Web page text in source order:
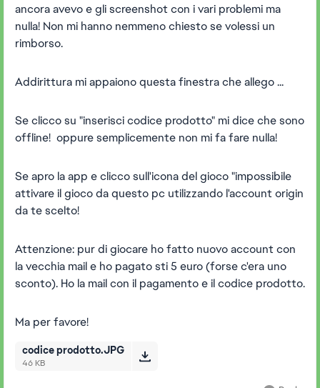
ancora avevo e gli screenshot con i vari problemi ma
nulla! Non mi hanno nemmeno chiesto se volessi un
rimborso.
Addirittura mi appaiono questa finestra che allego ...
Se clicco su "inserisci codice prodotto" mi dice che sono
offline! oppure semplicemente non mi fa fare nulla!
Se apro la app e clicco sull'icona del gioco "impossibile
attivare il gioco da questo pc utilizzando l'account origin
da te scelto!
Attenzione: pur di giocare ho fatto nuovo account con
la vecchia mail e ho pagato sti 5 euro (forse c'era uno
sconto). Ho la mail con il pagamento e il codice prodotto.
Ma per favore!
codice prodotto.JPG
46 KB